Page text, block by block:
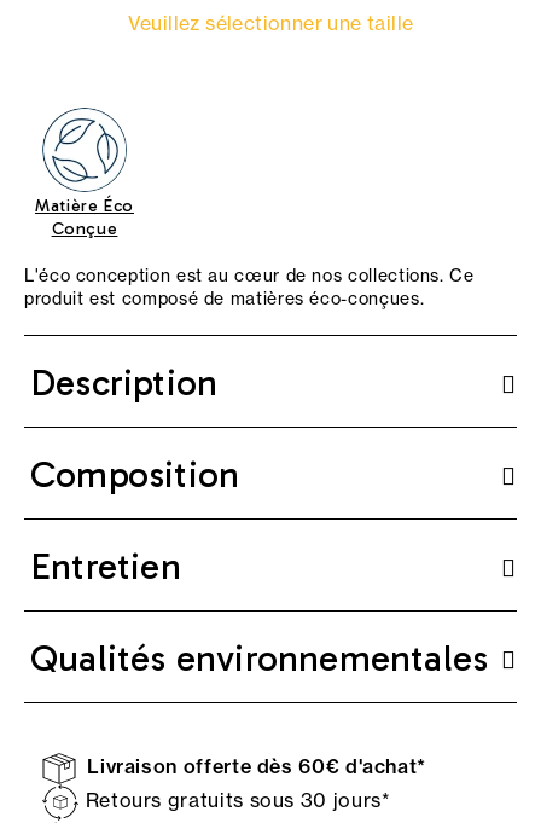
Veuillez sélectionner une taille
Matière Éco
Conçue
L'éco conception est au cœur de nos collections. Ce
produit est composé de matières éco-conçues.
Description
Composition
Entretien
Qualités environnementales
Livraison offerte dès 60€ d'achat*
Retours gratuits sous 30 jours*